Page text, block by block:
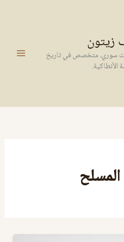
زيتون
سوري، متخصص في تاريخ
الأنطاكية.